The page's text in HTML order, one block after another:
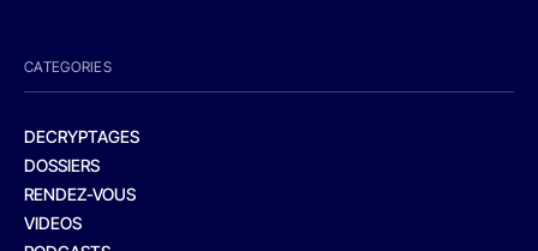
CATEGORIES
DECRYPTAGES
DOSSIERS
RENDEZ-VOUS
VIDEOS